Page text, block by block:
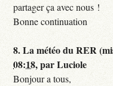
partager ça avec nous !
Bonne continuation
8.La météo du RER
08:18,parLuciole
Bonjour a tous,